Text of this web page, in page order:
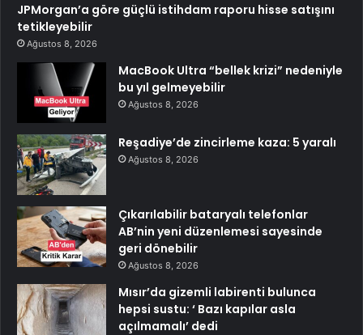
JPMorgan’a göre güçlü istihdam raporu hisse satışını
tetikleyebilir
Ağustos 8, 2026
MacBook Ultra “bellek krizi” nedeniyle
bu yıl gelmeyebilir
Ağustos 8, 2026
Reşadiye’de zincirleme kaza: 5 yaralı
Ağustos 8, 2026
Çıkarılabilir bataryalı telefonlar
AB’nin yeni düzenlemesi sayesinde
geri dönebilir
Ağustos 8, 2026
Mısır’da gizemli labirenti bulunca
hepsi sustu: ‘ Bazı kapılar asla
açılmamalı’ dedi